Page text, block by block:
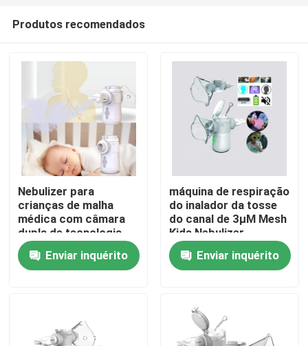
Casa
Produtos
Excursão da fábrica
Produtos recomendados
Nebulizer para
crianças de malha
médica com câmara
dupla de tecnologia
anti-quebra para
respiratório
Enviar inquérito
máquina de respiração
do inalador da tosse
do canal de 3μM Mesh
Kids Nebulizer
Machine Dual
Enviar inquérito